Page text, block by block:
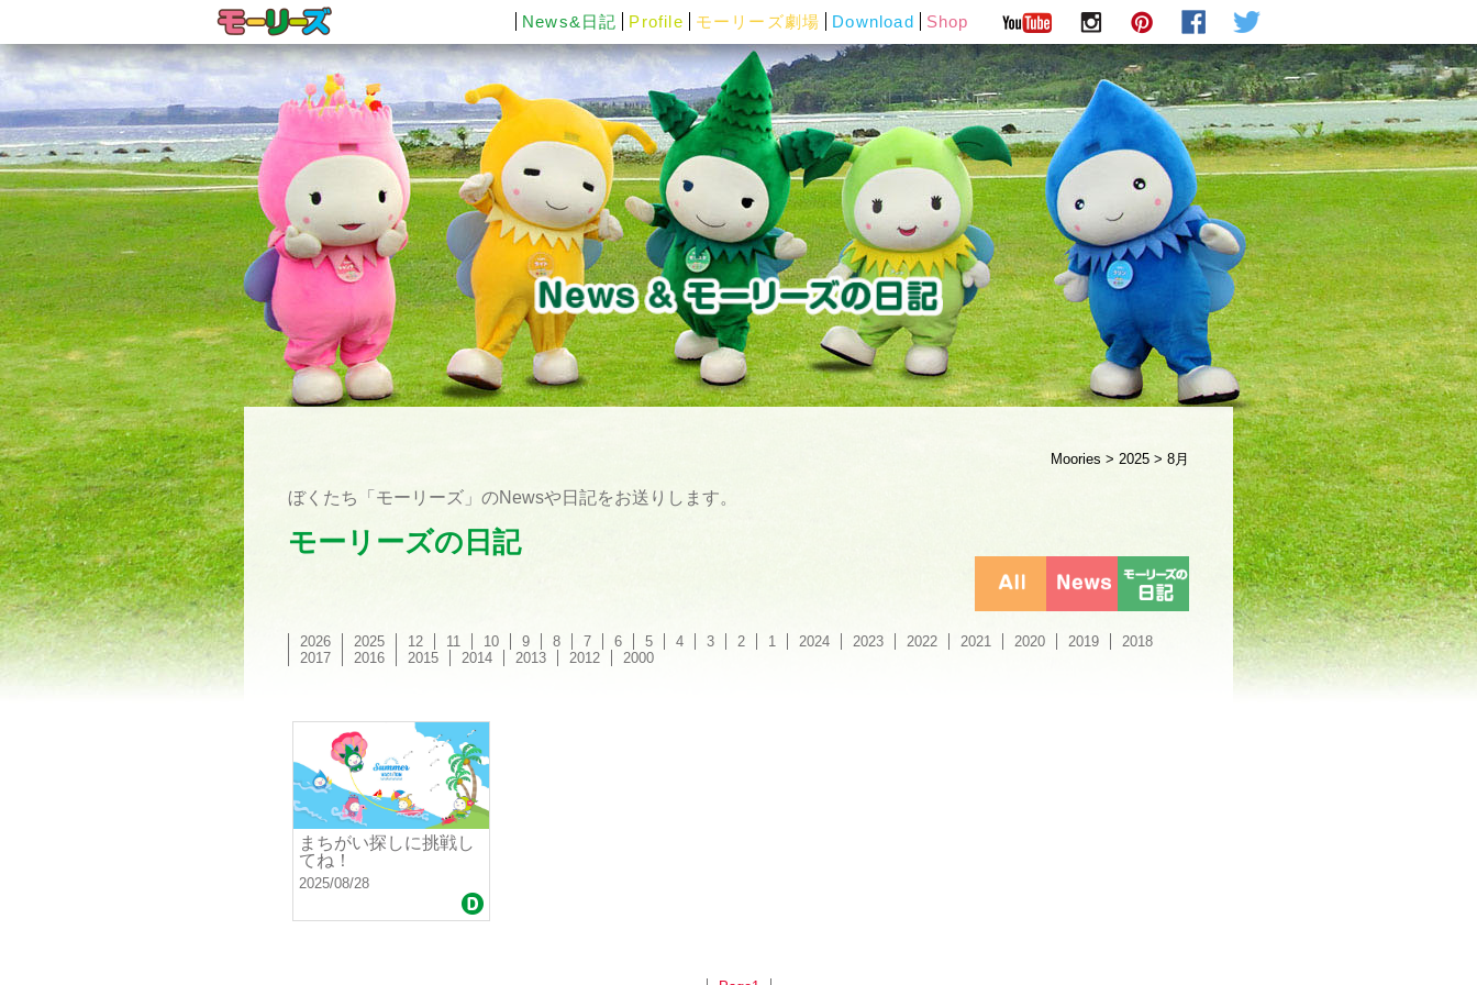
News&日記 Profile モーリーズ劇場 Download Shop
Moories > 2025 > 8月
ぼくたち「モーリーズ」のNewsや日記をお送りします。
モーリーズの日記
2026 2025 12 11 10 9 8 7 6 5 4 3 2 1 2024 2023 2022 2021 2020 2019
2018
2017
2016 2015 2014 2013 2012 2000
まちがい探しに挑戦し
てね！
2025/08/28